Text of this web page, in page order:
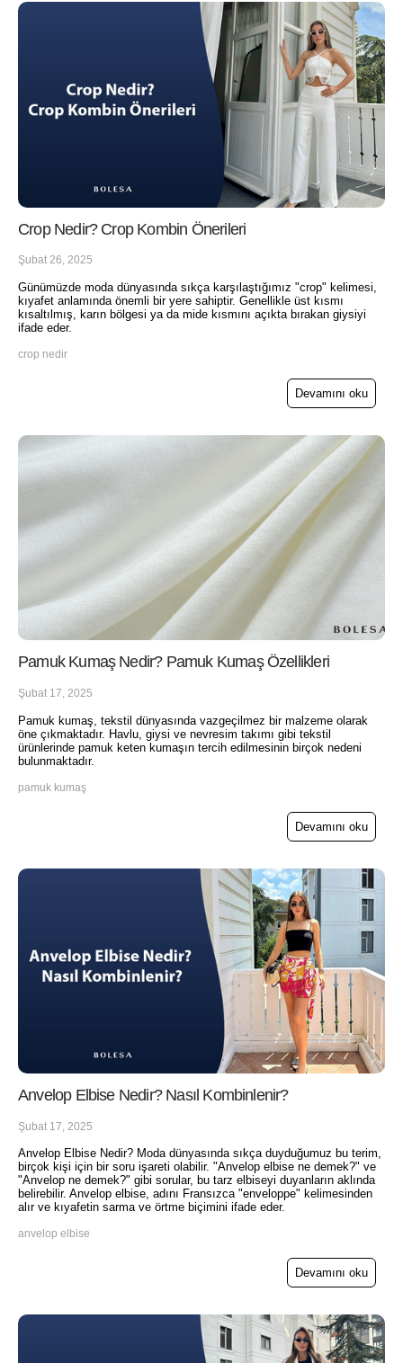
Crop Nedir? Crop Kombin Önerileri
Şubat 26, 2025
Günümüzde moda dünyasında sıkça karşılaştığımız "crop" kelimesi,
kıyafet anlamında önemli bir yere sahiptir. Genellikle üst kısmı
kısaltılmış, karın bölgesi ya da mide kısmını açıkta bırakan giysiyi
ifade eder.
crop nedir
Devamını oku
Pamuk Kumaş Nedir? Pamuk Kumaş Özellikleri
Şubat 17, 2025
Pamuk kumaş, tekstil dünyasında vazgeçilmez bir malzeme olarak
öne çıkmaktadır. Havlu, giysi ve nevresim takımı gibi tekstil
ürünlerinde pamuk keten kumaşın tercih edilmesinin birçok nedeni
bulunmaktadır.
pamuk kumaş
Devamını oku
Anvelop Elbise Nedir? Nasıl Kombinlenir?
Şubat 17, 2025
Anvelop Elbise Nedir? Moda dünyasında sıkça duyduğumuz bu terim,
birçok kişi için bir soru işareti olabilir. "Anvelop elbise ne demek?" ve
"Anvelop ne demek?" gibi sorular, bu tarz elbiseyi duyanların aklında
belirebilir. Anvelop elbise, adını Fransızca "enveloppe" kelimesinden
alır ve kıyafetin sarma ve örtme biçimini ifade eder.
anvelop elbise
Devamını oku